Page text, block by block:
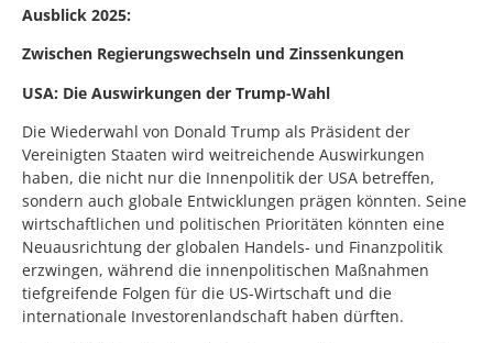
Ausblick 2025:
Zwischen Regierungswechseln und Zinssenkungen
USA: Die Auswirkungen der Trump-Wahl
Die Wiederwahl von Donald Trump als Präsident der
Vereinigten Staaten wird weitreichende Auswirkungen
haben, die nicht nur die Innenpolitik der USA betreffen,
sondern auch globale Entwicklungen prägen könnten. Seine
wirtschaftlichen und politischen Prioritäten könnten eine
Neuausrichtung der globalen Handels- und Finanzpolitik
erzwingen, während die innenpolitischen Maßnahmen
tiefgreifende Folgen für die US-Wirtschaft und die
internationale Investorenlandschaft haben dürften.